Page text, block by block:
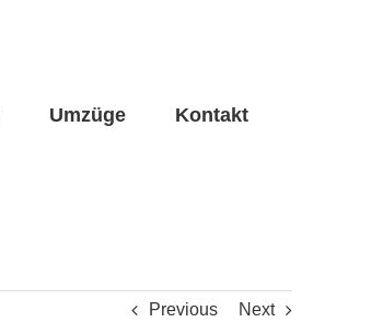
Umzüge Kontakt
Previous Next